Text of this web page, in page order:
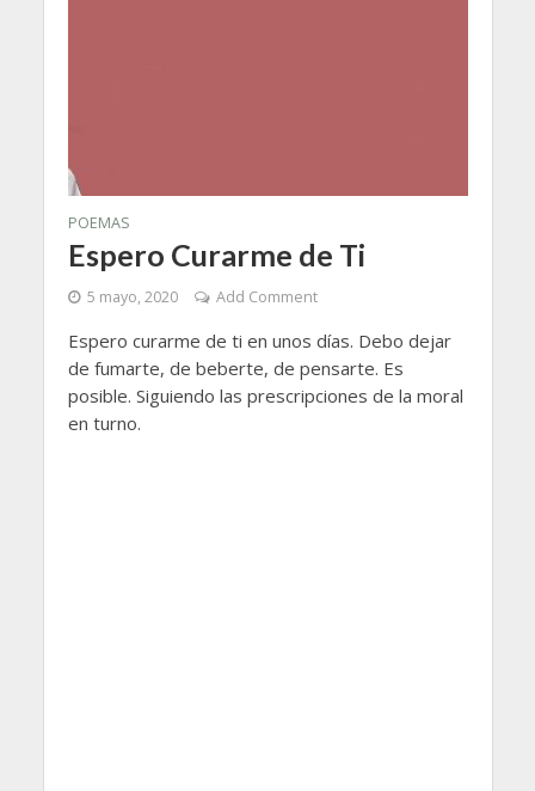
POEMAS
Espero Curarme de Ti
5 mayo, 2020 Add Comment
Espero curarme de ti en unos días. Debo dejar
de fumarte, de beberte, de pensarte. Es
posible. Siguiendo las prescripciones de la moral
en turno.